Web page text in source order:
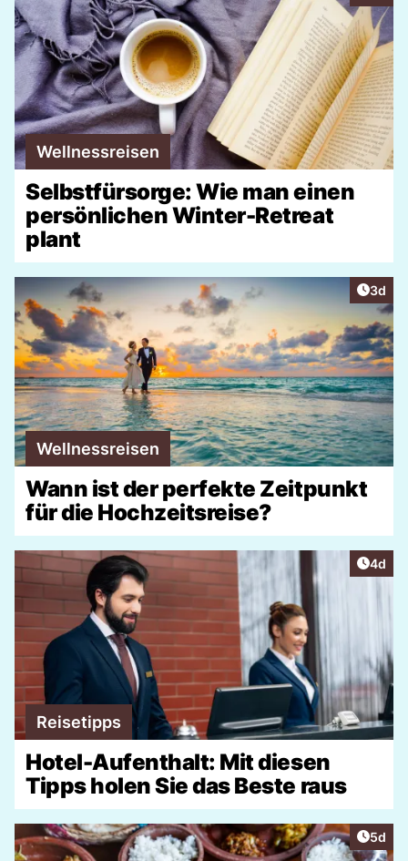
Wellnessreisen
Selbstfürsorge: Wie man einen
persönlichen Winter-Retreat
plant
3d
Wellnessreisen
Wann ist der perfekte Zeitpunkt
für die Hochzeitsreise?
4d
Reisetipps
Hotel-Aufenthalt: Mit diesen
Tipps holen Sie das Beste raus
5d